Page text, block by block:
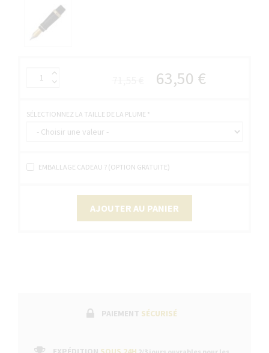
63,50 €
SÉLECTIONNEZ LA TAILLE DE LA PLUME *
EMBALLAGE CADEAU ? (OPTION GRATUITE)
AJOUTER AU PANIER
PAIEMENT SÉCURISÉ